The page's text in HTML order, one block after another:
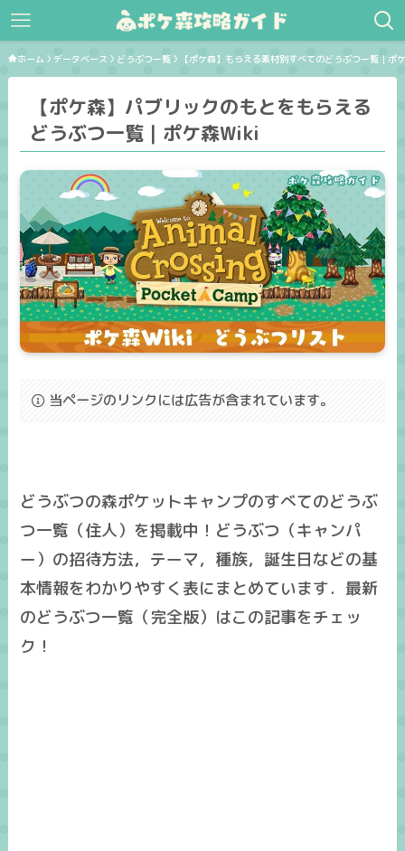
ホーム データベース どうぶつ一覧 【ポケ森】もらえる素材別すべてのどうぶつ一覧｜ポ
【ポケ森】パブリックのもとをもらえる
どうぶつ一覧｜ポケ森Wiki
当ページのリンクには広告が含まれています。
どうぶつの森ポケットキャンプのすべてのどうぶ
つ一覧（住人）を掲載中！どうぶつ（キャンパ
ー）の招待方法，テーマ，種族，誕生日などの基
本情報をわかりやすく表にまとめています．最新
のどうぶつ一覧（完全版）はこの記事をチェッ
ク！